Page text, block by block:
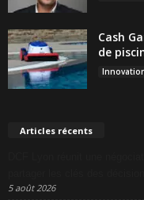
Cash
de
Articles récents
5 août 2026